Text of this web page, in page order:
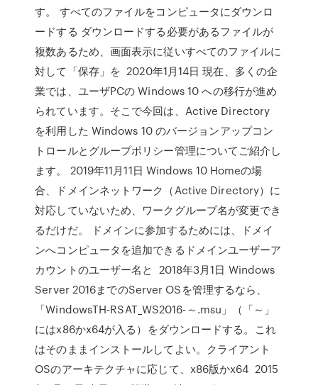
す。 すべてのファイルをコンピュータにダウンロ
ードする ダウンロードする必要があるファイルが
複数あるため、画面表示に従いすべてのファイルに
対して「保存」を 2020年1月14日 現在、多くの企
業では、ユーザPCの Windows 10 への移行が進め
られています。そこで今回は、Active Directory
を利用した Windows 10 のバージョンアップコン
トロールとグループポリシー管理についてご紹介し
ます。 2019年11月11日 Windows 10 Homeの場
合、ドメインネットワーク（Active Directory）に
対応していないため、ワークグループ名が変更でき
るだけだ。 ドメインに参加するためには、ドメイ
ンへコンピュータを追加できるドメインユーザーア
カウントのユーザー名と 2018年3月1日 Windows
Server 2016までのServer OSを管理するなら、
「WindowsTH-RSAT_WS2016-～.msu」（「～」
にはx86かx64が入る）をダウンロードする。これ
はそのままインストールしてよい。クライアント
OSのアーキテクチャに応じて、x86版かx64 2015